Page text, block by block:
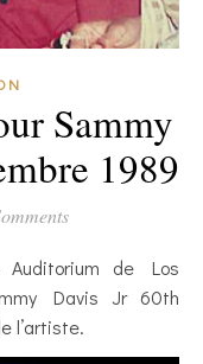
Sammy
1989
Davis Jr 60th
l’artiste.